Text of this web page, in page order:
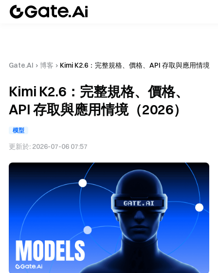
Gate.AI › 博客 › Kimi K2.6：完整規格、價格、API 存取與應用情境
Kimi K2.6：完整規格、價格、
API 存取與應用情境（2026）
模型
更新於: 2026-07-06 07:57